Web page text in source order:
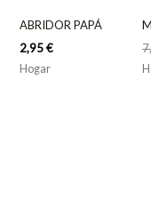
ABRIDOR PAPÁ
2,95€
Hogar